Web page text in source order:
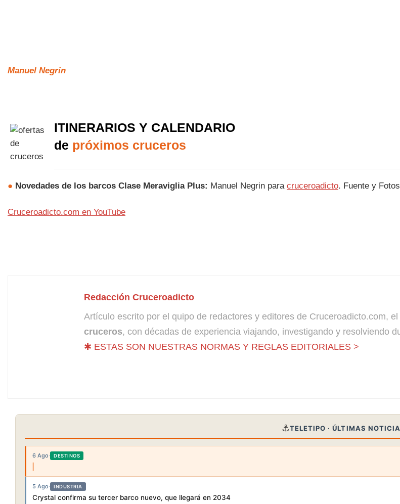
Manuel Negrin
ITINERARIOS Y CALENDARIO
de próximos cruceros
● Novedades de los barcos Clase Meraviglia Plus: Manuel Negrin para cruceroadicto. Fuente y
Cruceroadicto.com en YouTube
Redacción Cruceroadicto
Artículo escrito por el quipo de redactores y editores de Cruceroadicto.com, el
cruceros, con décadas de experiencia viajando, investigando y resolviendo
✱ ESTAS SON NUESTRAS NORMAS Y REGLAS EDITORIALES >
⚓TELETIPO · ÚLTIMAS
6 Ago· DESTINOS
5 Ago· INDUSTRIA
Crystal confirma su tercer barco nuevo, que llegará en 2034